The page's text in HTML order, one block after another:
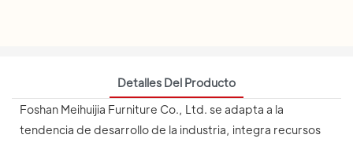
Detalles Del Producto
Foshan Meihuijia Furniture Co., Ltd. se adapta a la
tendencia de desarrollo de la industria, integra recursos